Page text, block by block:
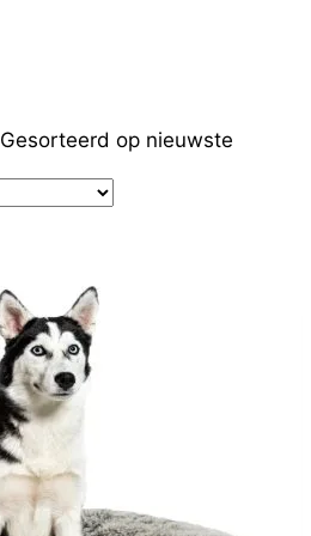
Gesorteerd op nieuwste